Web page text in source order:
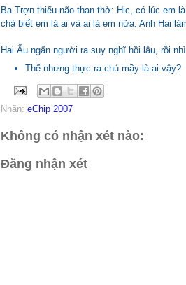
Ba Trợn thiểu não than thở: Hic, có lúc em
chả biết em là ai và ai là em nữa. Anh Hai
Hai Ẩu ngẩn người ra suy nghĩ hồi lâu, rồi
Thế nhưng thực ra chú mầy là ai vậy?
Nhãn: eChip 2007
Không có nhận xét nào:
Đăng nhận xét